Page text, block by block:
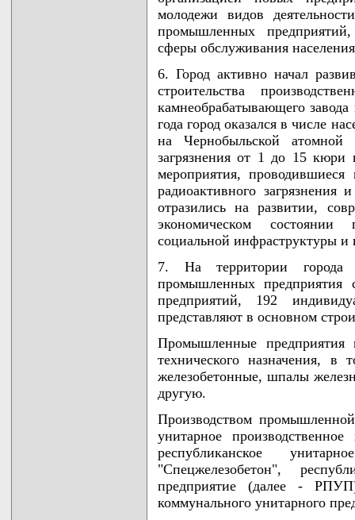
молодежи видов
промышленных
сферы обслуживания
6. Город активно начал
строительства
камнеобрабатывающего
года город оказался в числе
на Чернобыльской атомной
загрязнения от 1 до 15 кюри
мероприятия,
радиоактивного загрязнения
отразились на развитии,
экономическом состоянии
социальной инфраструктуры
7. На территории города
промышленных предприятия
предприятий, 192
представляют в основном
Промышленные предприятия
технического назначения, в
железобетонные, шпалы
другую.
Производством
унитарное
республиканское
"Спецжелезобетон",
предприятие (далее -
коммунального унитарного